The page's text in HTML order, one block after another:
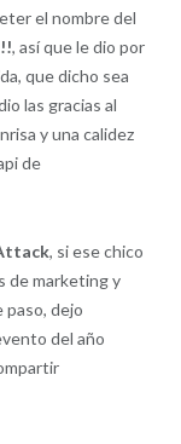
el nombre del
, así que le dio por
que dicho sea
las gracias al
y una calidez
de
, si ese chico
de marketing y
paso, dejo
del año